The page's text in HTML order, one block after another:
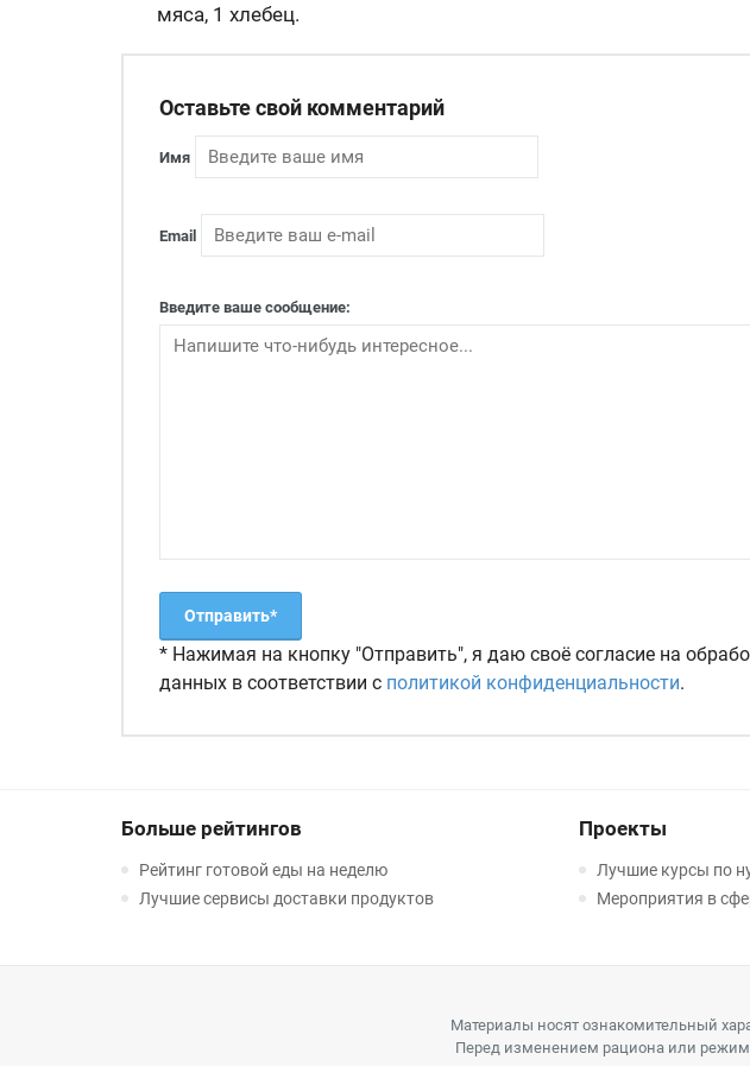
мяса, 1 хлебец.
Оставьте свой комментарий
Имя
Email
Введите ваше сообщение:
* Нажимая на кнопку "Отправить", я даю своё согласие на
данных в соответствии с политикой конфиденциальности.
Больше рейтингов
Рейтинг готовой еды на неделю
Лучшие сервисы доставки продуктов
Проекты
Лучшие курсы по
Мероприятия в
Материалы носят ознакомительный
Перед изменением рациона или